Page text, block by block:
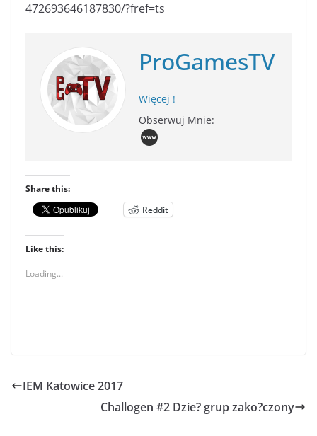
472693646187830/?fref=ts
ProGamesTV
Więcej !
Obserwuj Mnie:
Share this:
Reddit
Like this:
Loading...
IEM Katowice 2017
Challogen #2 Dzie? grup zako?czony